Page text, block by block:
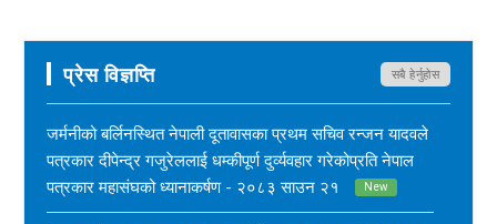
प्रेस विज्ञप्ति सबै हेर्नुहोस
जर्मनीको बर्लिनस्थित नेपाली दूतावासका प्रथम सचिव रन्जन यादवले
पत्रकार दीपेन्द्र गजुरेललाई धम्कीपूर्ण दुर्व्यवहार गरेकोप्रति नेपाल
पत्रकार महासंघको ध्यानाकर्षण - २०८३ साउन २१
New